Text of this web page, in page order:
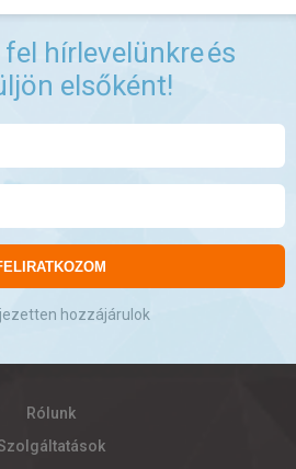
hírlevelünkreés
elsőként!
hozzájárulok
Rólunk